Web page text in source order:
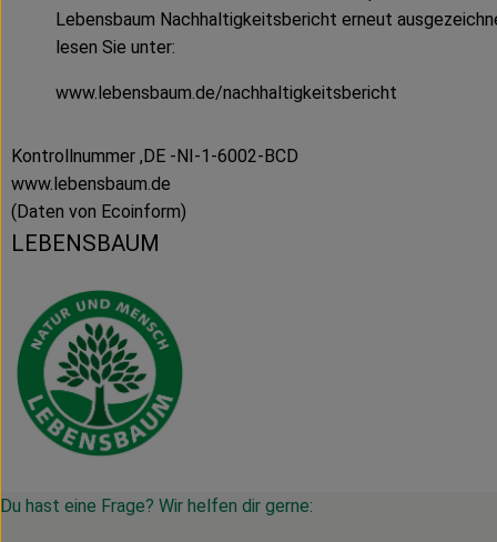
Lebensbaum Nachhaltigkeitsbericht erneut
lesen Sie unter:
www.lebensbaum.de/nachhaltigkeitsbericht
Kontrollnummer ,DE -NI-1-6002-BCD
www.lebensbaum.de
(Daten von Ecoinform)
LEBENSBAUM
Du hast eine Frage? Wir helfen dir gerne: